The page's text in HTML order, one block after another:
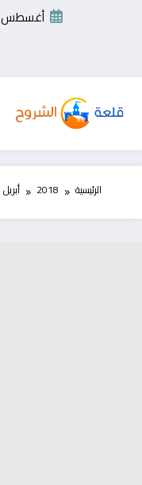
أغسطس 5, 2026
الرئيسية 2018 أبريل